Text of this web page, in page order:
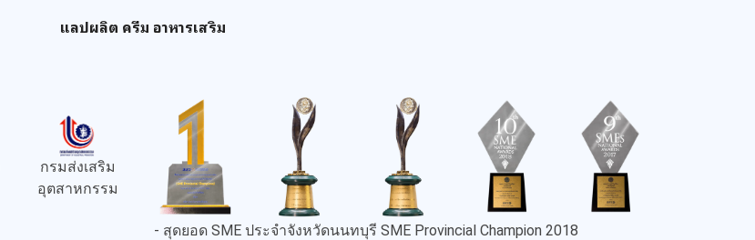
แลปผลิต ครีม อาหารเสริม
กรมส่งเสริม
อุตสาหกรรม
- สุดยอด SME ประจำจังหวัดนนทบุรี SME Provincial Champion 2018